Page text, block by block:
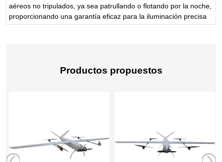
aéreos no tripulados, ya sea patrullando o flotando por la noche,
proporcionando una garantía eficaz para la iluminación precisa
Productos propuestos